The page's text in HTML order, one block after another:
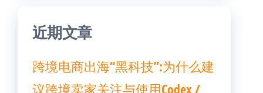
近期文章
跨境电商出海“黑科技”:为什么建
议跨境卖家关注与使用Codex /